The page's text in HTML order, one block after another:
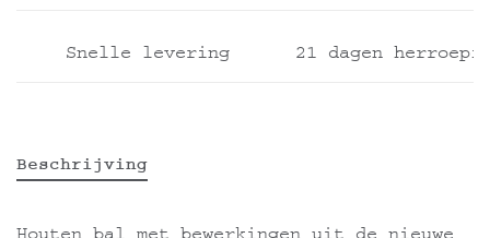
Snelle levering 21 dagen
Beschrijving
Houten bal met bewerkingen uit de nieuwe